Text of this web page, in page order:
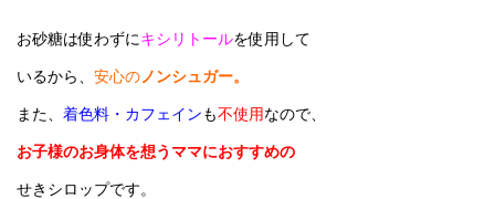
お砂糖は使わずにキシリトールを使用して
いるから、 安心のノンシュガー。
また、 着色料・カフェインも不使用なので、
お子様のお身体を想うママにおすすめの
せきシロップです。